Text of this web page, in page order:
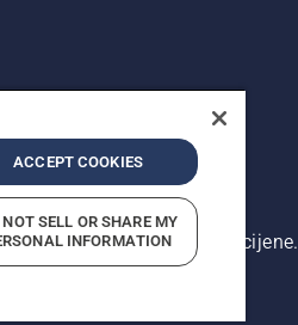
maloprodajne cijene.
ACCEPT COOKIES
NOT SELL OR SHARE MY
INFORMATION